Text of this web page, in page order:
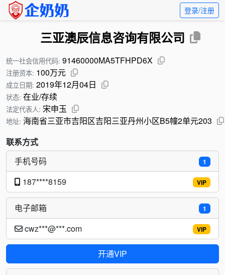
登录/注册
三亚澳辰信息咨询有限公司
统一社会信用代码: 91460000MA5TFHPD6X
注册资本: 100万元
成立日期: 2019年12月04日
状态: 在业/存续
法定代表人: 宋申玉
地址: 海南省三亚市吉阳区吉阳三亚丹州小区B5幢2单元203
联系方式
1
手机号码
VIP
187****8159
1
电子邮箱
VIP
cwz***@***.com
开通VIP